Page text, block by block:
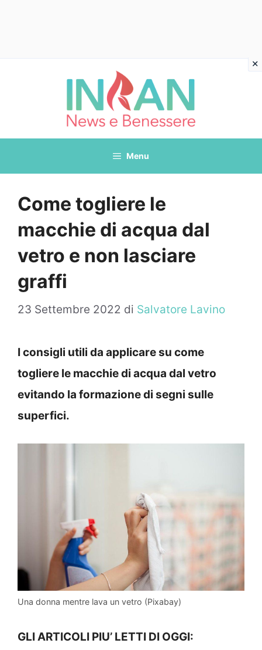
Menu
Come togliere le
macchie di acqua dal
vetro e non lasciare
graffi
23 Settembre 2022 di Salvatore Lavino
I consigli utili da applicare su come
togliere le macchie di acqua dal vetro
evitando la formazione di segni sulle
superfici.
Una donna mentre lava un vetro (Pixabay)
GLI ARTICOLI PIU’ LETTI DI OGGI: